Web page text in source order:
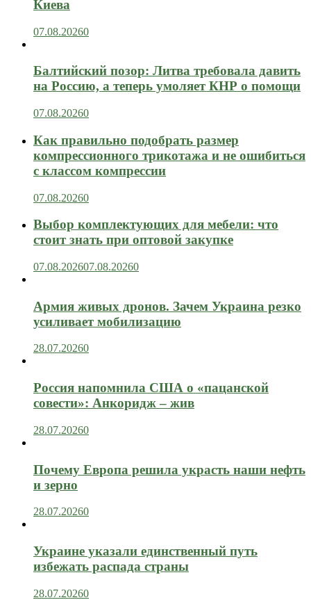
Киева
07.08.20260
Балтийский позор: Литва требовала давить
на Россию, а теперь умоляет КНР о помощи
07.08.20260
Как правильно подобрать размер
компрессионного трикотажа и не ошибиться
с классом компрессии
07.08.20260
Выбор комплектующих для мебели: что
стоит знать при оптовой закупке
07.08.202607.08.20260
Армия живых дронов. Зачем Украина резко
усиливает мобилизацию
28.07.20260
Россия напомнила США о «пацанской
совести»: Анкоридж – жив
28.07.20260
Почему Европа решила украсть наши нефть
и зерно
28.07.20260
Украине указали единственный путь
избежать распада страны
28.07.20260